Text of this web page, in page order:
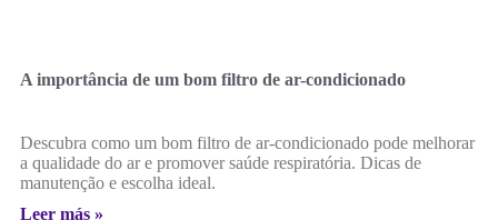
A importância de um bom filtro de ar-condicionado
Descubra como um bom filtro de ar-condicionado pode melhorar
a qualidade do ar e promover saúde respiratória. Dicas de
manutenção e escolha ideal.
Leer más »